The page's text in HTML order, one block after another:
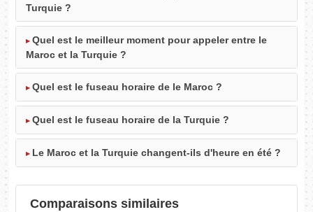
Turquie ?
Quel est le meilleur moment pour appeler entre le
Maroc et la Turquie ?
Quel est le fuseau horaire de le Maroc ?
Quel est le fuseau horaire de la Turquie ?
Le Maroc et la Turquie changent-ils d'heure en été ?
Comparaisons similaires